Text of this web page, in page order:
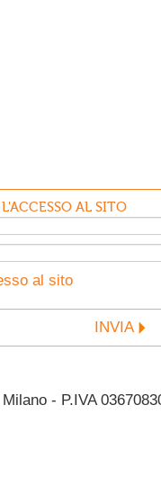
AL SITO
al sito
INVIA
- P.IVA